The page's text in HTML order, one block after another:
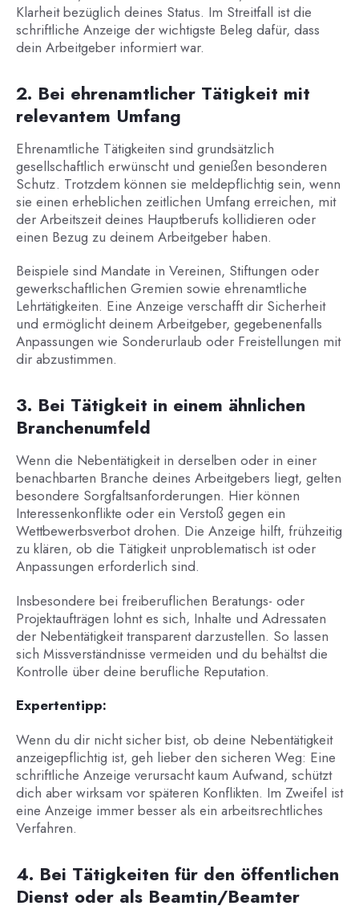
Klarheit bezüglich deines Status. Im Streitfall ist die
schriftliche Anzeige der wichtigste Beleg dafür, dass
dein Arbeitgeber informiert war.
2. Bei ehrenamtlicher Tätigkeit mit
relevantem Umfang
Ehrenamtliche Tätigkeiten sind grundsätzlich
gesellschaftlich erwünscht und genießen besonderen
Schutz. Trotzdem können sie meldepflichtig sein, wenn
sie einen erheblichen zeitlichen Umfang erreichen, mit
der Arbeitszeit deines Hauptberufs kollidieren oder
einen Bezug zu deinem Arbeitgeber haben.
Beispiele sind Mandate in Vereinen, Stiftungen oder
gewerkschaftlichen Gremien sowie ehrenamtliche
Lehrtätigkeiten. Eine Anzeige verschafft dir Sicherheit
und ermöglicht deinem Arbeitgeber, gegebenenfalls
Anpassungen wie Sonderurlaub oder Freistellungen mit
dir abzustimmen.
3. Bei Tätigkeit in einem ähnlichen
Branchenumfeld
Wenn die Nebentätigkeit in derselben oder in einer
benachbarten Branche deines Arbeitgebers liegt, gelten
besondere Sorgfaltsanforderungen. Hier können
Interessenkonflikte oder ein Verstoß gegen ein
Wettbewerbsverbot drohen. Die Anzeige hilft, frühzeitig
zu klären, ob die Tätigkeit unproblematisch ist oder
Anpassungen erforderlich sind.
Insbesondere bei freiberuflichen Beratungs- oder
Projektaufträgen lohnt es sich, Inhalte und Adressaten
der Nebentätigkeit transparent darzustellen. So lassen
sich Missverständnisse vermeiden und du behältst die
Kontrolle über deine berufliche Reputation.
Expertentipp:
Wenn du dir nicht sicher bist, ob deine Nebentätigkeit
anzeigepflichtig ist, geh lieber den sicheren Weg: Eine
schriftliche Anzeige verursacht kaum Aufwand, schützt
dich aber wirksam vor späteren Konflikten. Im Zweifel ist
eine Anzeige immer besser als ein arbeitsrechtliches
Verfahren.
4. Bei Tätigkeiten für den öffentlichen
Dienst oder als Beamtin/Beamter